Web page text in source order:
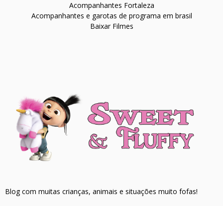
Acompanhantes Fortaleza
Acompanhantes e garotas de programa em brasil
Baixar Filmes
Blog com muitas crianças, animais e situações muito fofas!